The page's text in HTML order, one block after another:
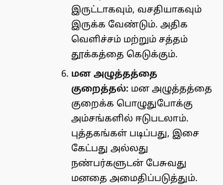
இருட்டாகவும், வசதியாகவும்
இருக்க வேண்டும். அதிக
வெளிச்சம் மற்றும் சத்தம்
தூக்கத்தை கெடுக்கும்.
மன அழுத்தத்தை
குறைத்தல்: மன அழுத்தத்தை
குறைக்க பொழுதுபோக்கு
அம்சங்களில் ஈடுபடலாம்.
புத்தகங்கள் படிப்பது, இசை
கேட்பது அல்லது
நண்பர்களுடன் பேசுவது
மனதை அமைதிப்படுத்தும்.